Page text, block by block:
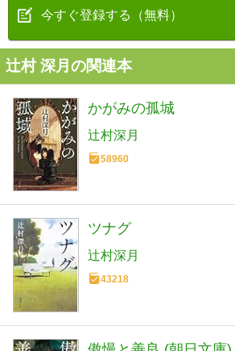
今すぐ登録する（無料）
辻村 深月の関連本
かがみの孤城
辻村深月
58960
ツナグ
辻村深月
43218